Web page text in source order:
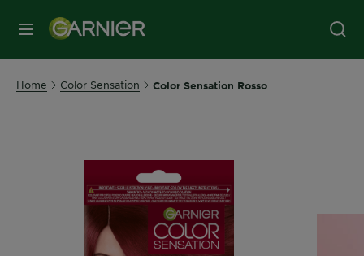
MENU
Home Color Sensation Color Sensation Rosso